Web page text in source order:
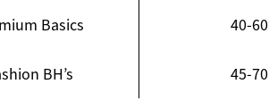
Basics 40-60
BH’s 45-70